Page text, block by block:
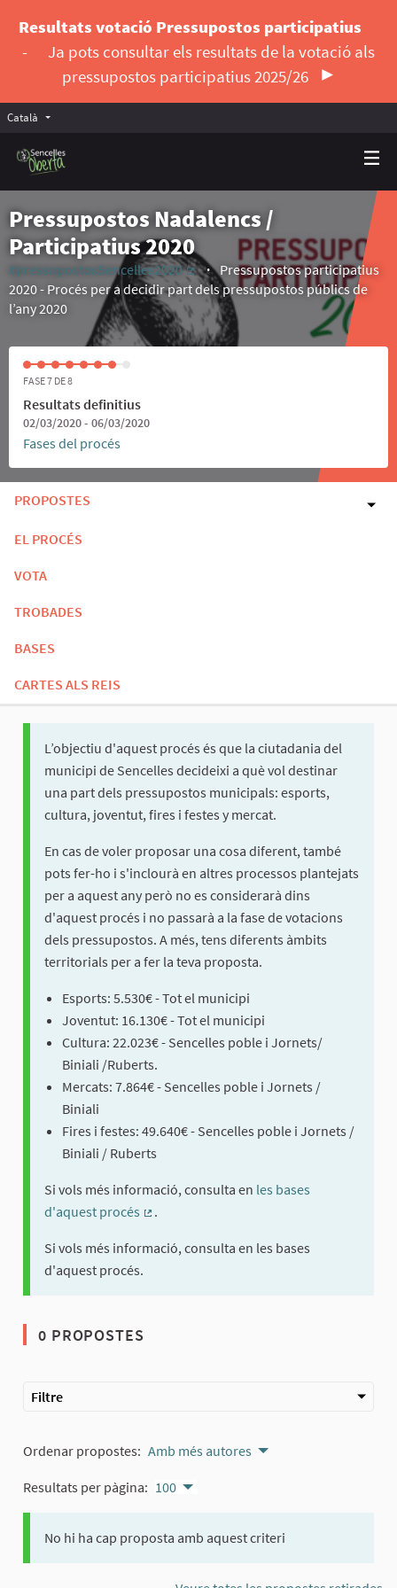
Resultats votació Pressupostos participatius
-
Ja pots consultar els resultats de la votació als
pressupostos participatius 2025/26
Català Triar la llengua
Pressupostos Nadalencs /
Participatius 2020
#pressupostosSencelles2020
(Enllaç extern)
Pressupostos participatius
2020 - Procés per a decidir part dels pressupostos públics de
l’any 2020
FASE 7 DE 8
Resultats definitius
02/03/2020 - 06/03/2020
Fases del procés
PROPOSTES
EL PROCÉS
VOTA
TROBADES
BASES
CARTES ALS REIS
L’objectiu d'aquest procés és que la ciutadania del
municipi de Sencelles decideixi a què vol destinar
una part dels pressupostos municipals: esports,
cultura, joventut, fires i festes y mercat.
En cas de voler proposar una cosa diferent, també
pots fer-ho i s'inclourà en altres processos plantejats
per a aquest any però no es considerarà dins
d'aquest procés i no passarà a la fase de votacions
dels pressupostos. A més, tens diferents àmbits
territorials per a fer la teva proposta.
Esports: 5.530€ - Tot el municipi
Joventut: 16.130€ - Tot el municipi
Cultura: 22.023€ - Sencelles poble i Jornets/
Biniali /Ruberts.
Mercats: 7.864€ - Sencelles poble i Jornets /
Biniali
Fires i festes: 49.640€ - Sencelles poble i Jornets /
Biniali / Ruberts
Si vols més informació, consulta en les bases
d'aquest procés
.
Si vols més informació, consulta en les bases
d'aquest procés.
0 PROPOSTES
Filtre
Ordenar propostes: Amb més autores
Resultats per pàgina: 100
No hi ha cap proposta amb aquest criteri